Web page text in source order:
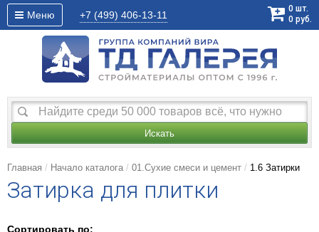
Меню +7 (499) 406-13-11
0 шт.
0 руб.
Искать
Главная Начало каталога 01.Сухие смеси и цемент 1.6 Затирки
Затирка для плитки
Сортировать по: